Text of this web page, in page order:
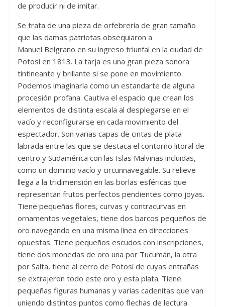
de producir ni de imitar.
Se trata de una pieza de orfebrería de gran tamaño
que las damas patriotas obsequiaron a
Manuel Belgrano en su ingreso triunfal en la ciudad de
Potosí en 1813. La tarja es una gran pieza sonora
tintineante y brillante si se pone en movimiento.
Podemos imaginarla como un estandarte de alguna
procesión profana. Cautiva el espacio que crean los
elementos de distinta escala al desplegarse en el
vacío y reconfigurarse en cada movimiento del
espectador. Son varias capas de cintas de plata
labrada entre las que se destaca el contorno litoral de
centro y Sudamérica con las Islas Malvinas incluidas,
como un dominio vacío y circunnavegable. Su relieve
llega a la tridimensión en las borlas esféricas que
representan frutos perfectos pendientes como joyas.
Tiene pequeñas flores, curvas y contracurvas en
ornamentos vegetales, tiene dos barcos pequeños de
oro navegando en una misma línea en direcciones
opuestas. Tiene pequeños escudos con inscripciones,
tiene dos monedas de oro una por Tucumán, la otra
por Salta, tiene al cerro de Potosí de cuyas entrañas
se extrajeron todo este oro y esta plata. Tiene
pequeñas figuras humanas y varias cadenitas que van
uniendo distintos puntos como flechas de lectura.